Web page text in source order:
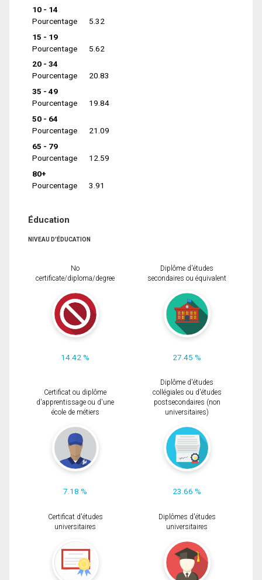
10 - 14
Pourcentage
5.32
15 - 19
Pourcentage
5.62
20 - 34
Pourcentage
20.83
35 - 49
Pourcentage
19.84
50 - 64
Pourcentage
21.09
65 - 79
Pourcentage
12.59
80+
Pourcentage
3.91
Éducation
NIVEAU D'ÉDUCATION
No
certificate/diploma/degree
14.42 %
Diplôme d'études
secondaires ou équivalent
27.45 %
Certificat ou diplôme
d'apprentissage ou d'une
école de métiers
7.18 %
Diplôme d'études
collégiales ou d'études
postsecondaires (non
universitaires)
23.66 %
Certificat d'études
universitaires
Diplômes d'études
universitaires